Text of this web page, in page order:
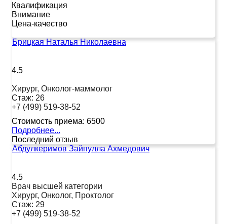
Квалификация
Внимание
Цена-качество
Брицкая Наталья Николаевна
4.5
Хирург, Онколог-маммолог
Стаж: 26
+7 (499) 519-38-52
Стоимость приема: 6500
Подробнее...
Последний отзыв
Абдулкеримов Зайпулла Ахмедович
4.5
Врач высшей категории
Хирург, Онколог, Проктолог
Стаж: 29
+7 (499) 519-38-52